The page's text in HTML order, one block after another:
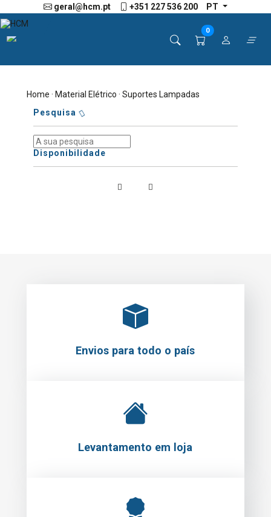
geral@hcm.pt +351 227 536 200 PT
0
Home ·Material Elétrico · Suportes Lampadas
Pesquisa
Disponibilidade
Envios para todo o país
Levantamento em loja